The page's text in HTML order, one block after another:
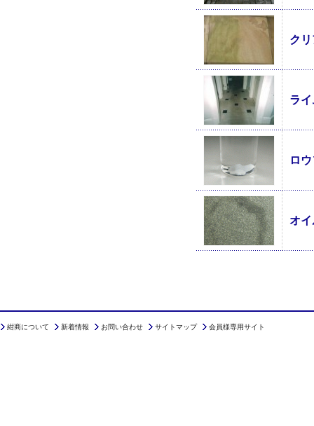
ク
ラ
ロ
オ
紺商について 新着情報 お問い合わせ サイトマップ 会員様専用サイト